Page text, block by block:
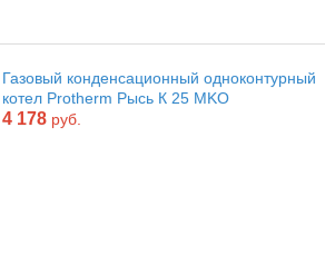
Газовый конденсационный одноконтурный
котел Protherm Рысь К 25 MKO
4 178 руб.